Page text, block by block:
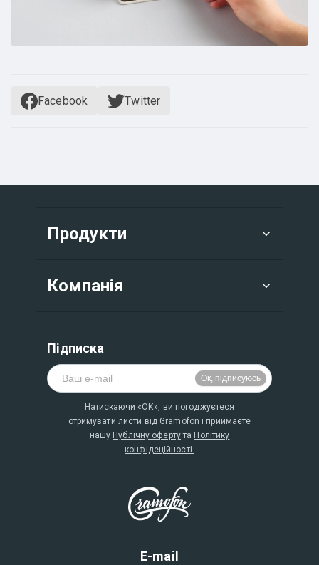
Facebook Twitter
E-mail
Продукти
Компанія
Підписка
Натискаючи «ОК», ви погоджуєтеся
отримувати листи від Gramofon і приймаєте
нашу Публічну офертута Політику
конфідеційності.